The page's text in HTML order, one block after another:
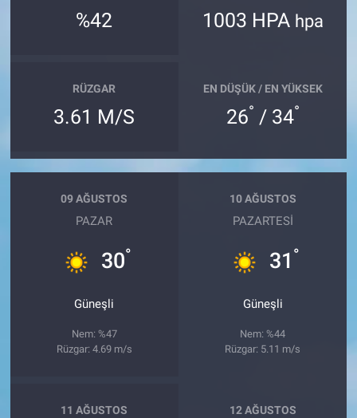
%42 1003 HPA hpa
RÜZGAR
3.61 M/S
EN DÜŞÜK / EN YÜKSEK
26° / 34°
09 AĞUSTOS
PAZAR
30°
Güneşli
Nem: %47
Rüzgar: 4.69 m/s
10 AĞUSTOS
PAZARTESI
31 °
Güneşli
Nem: %44
Rüzgar: 5.11 m/s
11 AĞUSTOS 12 AĞUSTOS